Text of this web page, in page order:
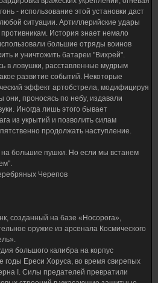
- использование этой установки даст
ситуации. Артиллерийские удары
История знает немало
большие отряды воинов
и уничтожить батареи "Вихрей".
в ловушки, расставленные мудрым
развитие событий. Некоторые
эффект артобстрела, модифицируя
они, проносясь по небу, издавали
Иногда лишь этого бывает
из укрытий и позволить силам
продолжать наступление.
на большие пушки. Но если мы встанем
Черепов
созданный на базе «Носорога»,
оружие из арсенала Космического
большого калибра на корпус
годы Ереси Хоруса, во время свирепых
I. Силы предателей превратили